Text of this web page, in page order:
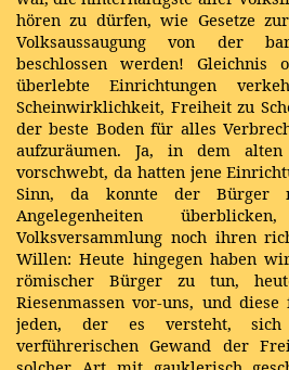
hören zu dürfen, wie Gesetze
Volksaussaugung von der
beschlossen werden! Gleichnis
überlebte Einrichtungen
Scheinwirklichkeit, Freiheit zu
der beste Boden für alles
aufzuräumen. Ja, in dem
vorschwebt, da hatten jene
Sinn, da konnte der Bürger
Angelegenheiten
Volksversammlung noch ihren
Willen: Heute hingegen haben
römischer Bürger zu tun,
Riesenmassen vor-uns, und
jeden, der es versteht,
verführerischen Gewand der